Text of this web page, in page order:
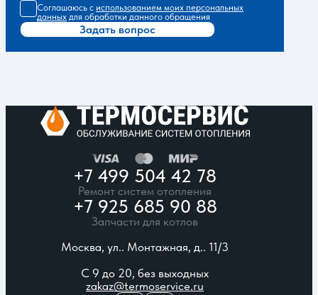
Соглашаюсь с использованием моих персональных
данных для обработки данного обращения
Задать вопрос
+7 499 504 42 78
Ремонт систем отопления
+7 925 685 90 88
Запчасти для котлов
Москва, ул.. Монтажная, д.. 11/3
С 9 до 20, без выходных
zakaz@termoservice.ru